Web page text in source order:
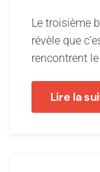
Le troisième
révèle que
rencontrent
Lire la